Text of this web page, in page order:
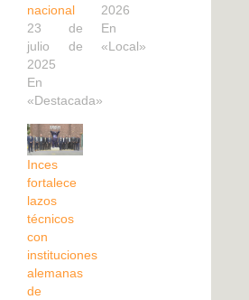
nacional
23 de
julio de
2025
En
«Destacada»
2026
En
«Local»
Inces
fortalece
lazos
técnicos
con
instituciones
alemanas
de